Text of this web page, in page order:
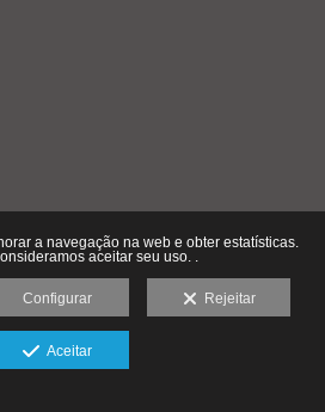
a navegação na web e obter estatísticas.
aceitar seu uso. .
Configurar Rejeitar
Aceitar